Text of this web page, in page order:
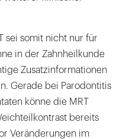
sei somit nicht nur für
in der Zahnheilkunde
Zusatzinformationen
Gerade bei Parodontitis
könne die MRT
bereits
Veränderungen im